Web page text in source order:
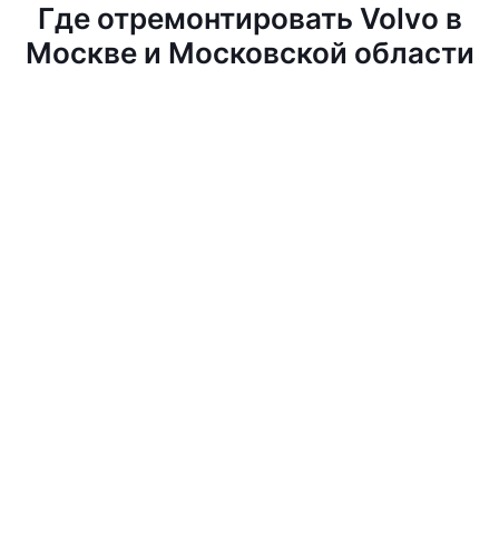
Где отремонтировать Volvo в
Москве и Московской области